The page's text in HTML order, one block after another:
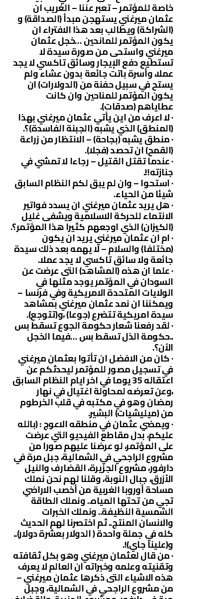
خاصة للمؤتمر – تعبر عننا – الغريب ان
عثمان ميرغني يستهجن مبدأ (الصداقة) و
(الشراكة) ويطالب بعد هذا الافتراء ان
يكون المؤتمر للمانحين …خجل عثمان
ميرغني واستحى من صورة سيدة لا
تستطيع دفع الإيجار وسائق تاكسي لا يجد
عملا، وأسرة باتت جائعة بدون عشاء ولم
يستح في سبيل حفنة من (الدولارات) ان
يكون المؤتمر للمناحين وان كانت
عطاياهم (صدقات).
· لا اعرف من اين يأتي عثمان ميرغني بهذا
(المنطق) الذي يشبه (الجبنة الفاسدة)؟.
· منطق يشبه (بجاحة) – الانتظار من زراعة
(القمح) ان تحصد (فجلا).
· عندما تقتل القتيل – رجاءا لا تمشي في
جنازته!!.
· استحوا – وان لم يبق لكم النظام السابق
شيئا من الحياء.
· هل يريد عثمان ميرغني ان يسدد فواتير
الانتماء للحركة الاسلامية ويشفى غليل
(الكيزان) الذي اوجعهم كثيرا هذا المؤتمر؟.
· ام ان عثمان ميرغني يريد ان يكون
(مختلفا) والسلام – لا يهمه بعد ذلك سيدة
جائعة ولا سائق تاكسي لا يجد عملا.
· علما ان هذه (المشاهد) التى عرضت عن
السودان في المؤتمر يوجد مثلها في
الولايات المتحدة الامريكية وفي فرنسا –
ويمكننا ان نمد عثمان ميرغني بمشاهد
سيدة امريكية تتضرع (جوعا) ،و(تتوجع).
· لقد رفعنا شعار حكومة الجوع تسقط بس
..حكومة الذل تسقط بس …فيما الخجل
الآن؟.
· كان من الافضل ان تأتوا بعثمان ميرغني
في تسجيل مصور للمؤتمر ليحدثكم عن
اعتقاله 35 يوما في اخر ايام النظام السابق
،وعن تعرضه لمحاولة اغتيال في نهار
رمضان وهو في مكتبه في قلب الخرطوم
من (ميليشيات) البشير.
· ويمضي عثمان في منطقه الاعوج : (بالله
عليكم، بدل مقاطع الفيديو التي عرضت
على المؤتمر، لو عرضنا عليهم صورا من
مشروع الراجحي في الشمالية، جبل مرة في
دارفور، مشروع الجزيرة، القضارف والنيل
الأزرق، جبال النوبة، وقلنا لهم نحن نملك
مساحة أوروبا الغربية من أخصب الاراضي
تجي من تحتها المياه.. ونملك الطاقة
الشمسية النظيفة.. ونملك الخبرات
والانسان المنتج.. ثم اختصرنا لهم الحديث
كله في جملة واحدة ( الدولار بعشرة دولار)..
و(علينا جاي)!.
· من قال لعثمان ميرغني وهو بكل ثقافته
وتقنيته وعلمه وخبراته ان العالم لا يعرف
هذه الاشياء التى ذكرها عثمان ميرغني –
من مشروع الراجحي في الشمالية، وجبل